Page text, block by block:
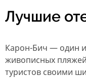
Лучшие
Карон-Бич — один
живописных
туристов своими